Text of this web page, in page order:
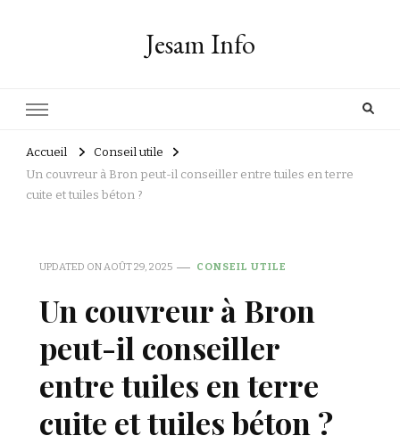
Jesam Info
Accueil
Conseil utile
Un couvreur à Bron peut-il conseiller entre tuiles en terre
cuite et tuiles béton ?
UPDATED ONAOÛT 29, 2025 CONSEIL UTILE
Un couvreur à Bron
peut-il conseiller
entre tuiles en terre
cuite et tuiles béton ?